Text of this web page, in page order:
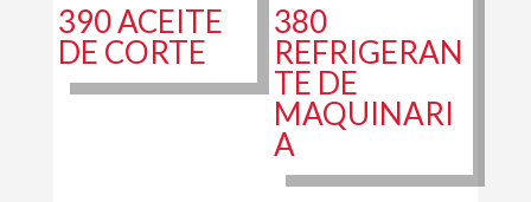
390 ACEITE
DE CORTE
380
REFRIGERAN
TE DE
MAQUINARI
A